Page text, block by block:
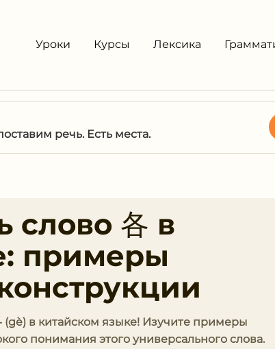
Уроки Курсы Лексика
речь. Есть места.
слово 各 в
примеры
(gè) в китайском языке! Изучите примеры
понимания этого универсального слова.